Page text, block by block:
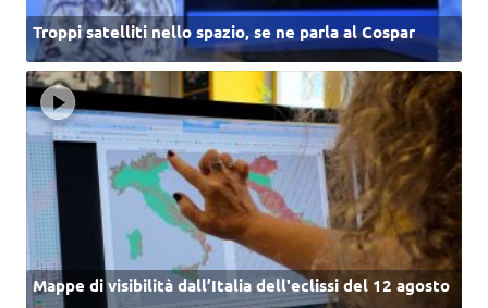
Troppi satelliti nello spazio, se ne parla al Cospar
Mappe di visibilità dall’Italia dell'eclissi del 12 agosto